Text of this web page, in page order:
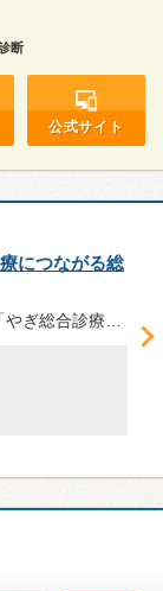
断
公式サイト
につながる総